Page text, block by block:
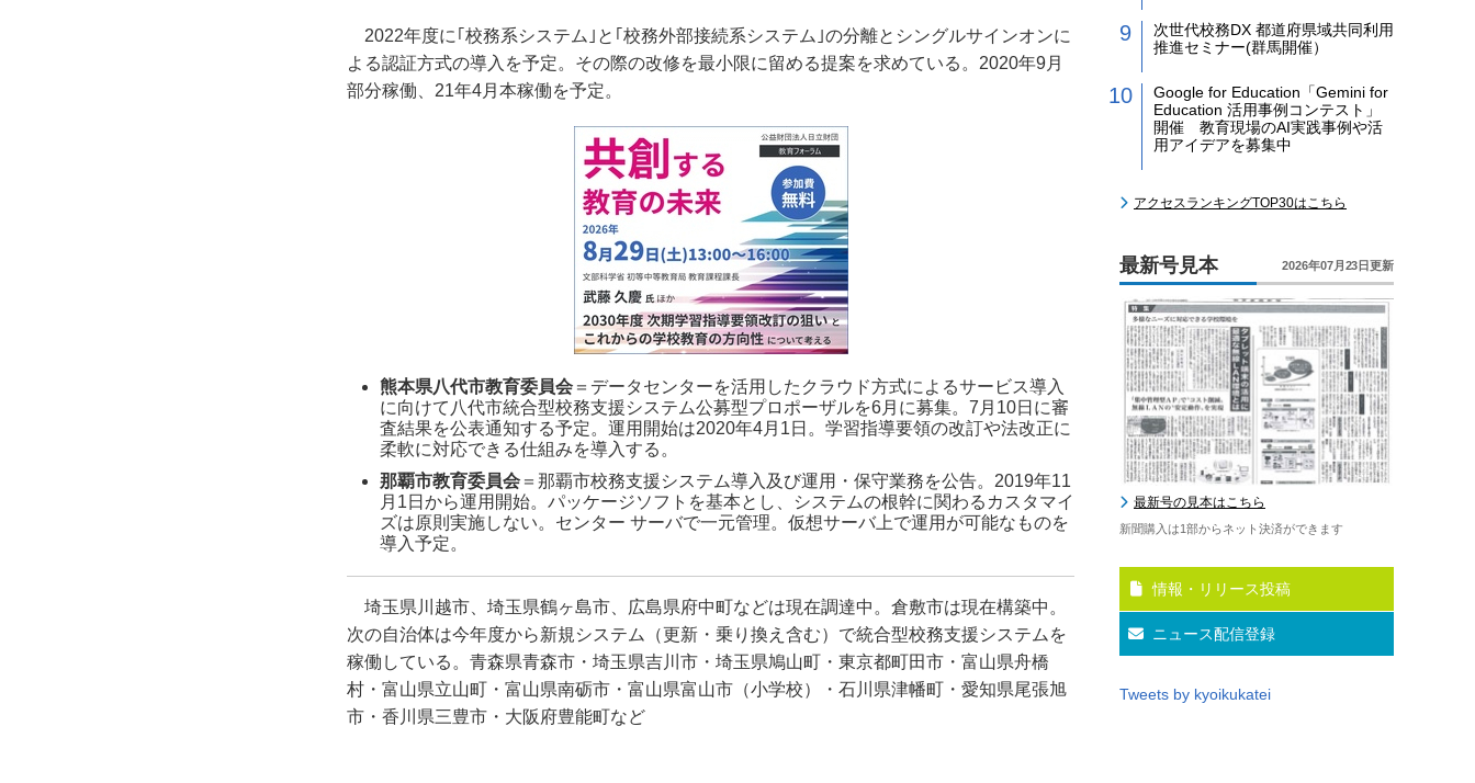
2022年度に｢校務系システム｣と｢校務外部接続系システム｣の分離とシングルサインオンに
よる認証方式の導入を予定。その際の改修を最小限に留める提案を求めている。2020年9月
部分稼働、21年4月本稼働を予定。
熊本県八代市教育委員会 ＝データセンターを活用したクラウド方式によるサービス導入
に向けて八代市統合型校務支援システム公募型プロポーザルを6月に募集。7月10日に審
査結果を公表通知する予定。運用開始は2020年4月1日。学習指導要領の改訂や法改正に
柔軟に対応できる仕組みを導入する。
那覇市教育委員会 ＝那覇市校務支援システム導入及び運用・保守業務を公告。2019年11
月1日から運用開始。パッケージソフトを基本とし、システムの根幹に関わるカスタマイ
ズは原則実施しない。センター サーバで一元管理。仮想サーバ上で運用が可能なものを
導入予定。
埼玉県川越市、埼玉県鶴ヶ島市、広島県府中町などは現在調達中。倉敷市は現在構築中。
次の自治体は今年度から新規システム（更新・乗り換え含む）で統合型校務支援システムを
稼働している。青森県青森市・埼玉県吉川市・埼玉県鳩山町・東京都町田市・富山県舟橋
村・富山県立山町・富山県南砺市・富山県富山市（小学校）・石川県津幡町・愛知県尾張旭
市・香川県三豊市・大阪府豊能町など
次世代校務DX 都道府県域共同利用
推進セミナー(群馬開催）
Google for Education「Gemini for
Education 活用事例コンテスト」
開催 教育現場のAI実践事例や活
用アイデアを募集中
アクセスランキングTOP30はこちら
最新号見本 2026年07月23日更新
最新号の見本はこちら
新聞購入は1部からネット決済ができます
情報・リリース投稿
ニュース配信登録
Tweets by kyoikukatei